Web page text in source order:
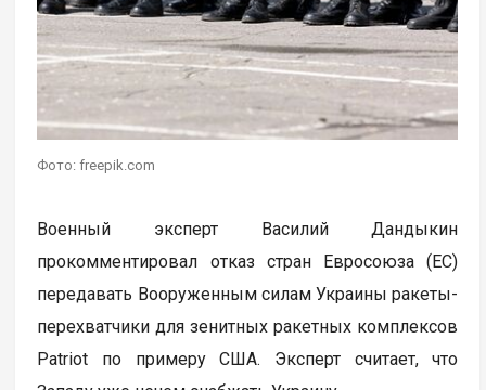
Фото: freepik.com
Военный эксперт Василий Дандыкин
прокомментировал отказ стран Евросоюза (ЕС)
передавать Вооруженным силам Украины ракеты-
перехватчики для зенитных ракетных комплексов
Patriot по примеру США. Эксперт считает, что